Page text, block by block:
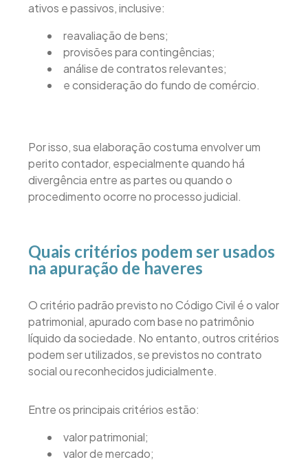
ativos e passivos, inclusive:
reavaliação de bens;
provisões para contingências;
análise de contratos relevantes;
e consideração do fundo de comércio.
Por isso, sua elaboração costuma envolver um
perito contador, especialmente quando há
divergência entre as partes ou quando o
procedimento ocorre no processo judicial.
Quais critérios podem ser usados
na apuração de haveres
O critério padrão previsto no Código Civil é o valor
patrimonial, apurado com base no patrimônio
líquido da sociedade. No entanto, outros critérios
podem ser utilizados, se previstos no contrato
social ou reconhecidos judicialmente.
Entre os principais critérios estão:
valor patrimonial;
valor de mercado;